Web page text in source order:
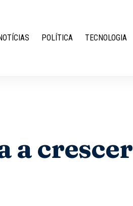
POLÍTICA TECNOLOGIA
a crescer